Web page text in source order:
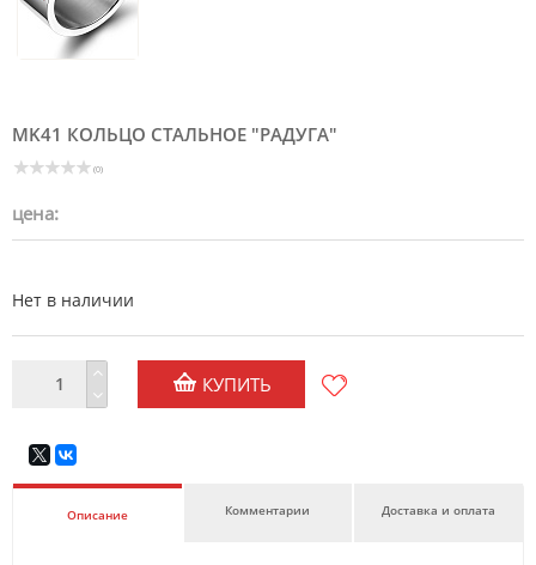
MK41 КОЛЬЦО СТАЛЬНОЕ "РАДУГА"
(0)
цена:
Нет в наличии
КУПИТЬ
Описание Комментарии Доставка и оплата